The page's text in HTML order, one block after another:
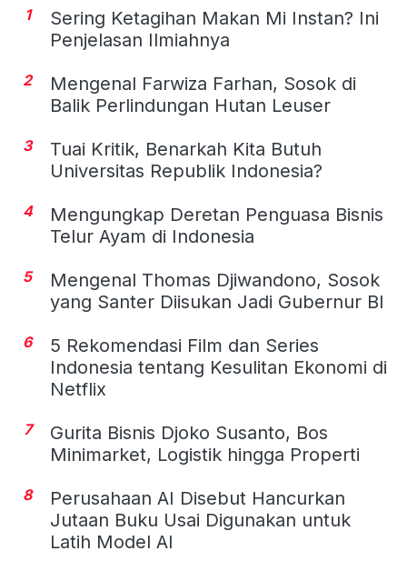
1
Sering Ketagihan Makan Mi Instan? Ini
Penjelasan Ilmiahnya
2
Mengenal Farwiza Farhan, Sosok di
Balik Perlindungan Hutan Leuser
3
Tuai Kritik, Benarkah Kita Butuh
Universitas Republik Indonesia?
4
Mengungkap Deretan Penguasa Bisnis
Telur Ayam di Indonesia
5
Mengenal Thomas Djiwandono, Sosok
yang Santer Diisukan Jadi Gubernur BI
6
5 Rekomendasi Film dan Series
Indonesia tentang Kesulitan Ekonomi di
Netflix
7
Gurita Bisnis Djoko Susanto, Bos
Minimarket, Logistik hingga Properti
8
Perusahaan AI Disebut Hancurkan
Jutaan Buku Usai Digunakan untuk
Latih Model AI